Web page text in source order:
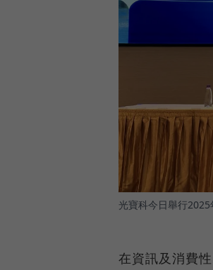
光寶科今日舉行2025
在資訊及消費